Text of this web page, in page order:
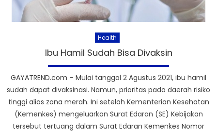
Health
Ibu Hamil Sudah Bisa Divaksin
GAYATREND.com – Mulai tanggal 2 Agustus 2021, ibu hamil
sudah dapat divaksinasi. Namun, prioritas pada daerah risiko
tinggi alias zona merah. Ini setelah Kementerian Kesehatan
(Kemenkes) mengeluarkan Surat Edaran (SE) Kebijakan
tersebut tertuang dalam Surat Edaran Kemenkes Nomor